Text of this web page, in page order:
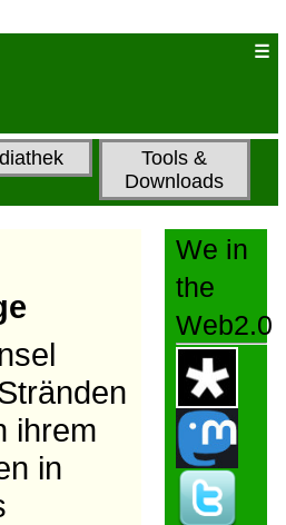
Tools &
Downloads
ihrem
in
We in
the
Web2.0